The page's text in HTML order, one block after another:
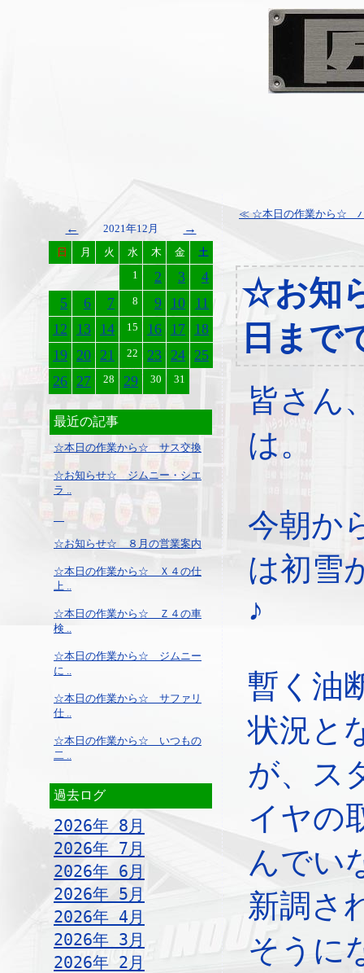
← 2021年12月 →
日 月 火 水 木 金
土
1
2 3
4
5
6 7 8 9 10
11
12
13 14 15 16 17 18
19 20 21 22 23 24 25
26 27 28 29 30 31
最近の記事
☆本日の作業から☆ サス交換
☆お知らせ☆ ジムニー・シエ
ラ ..
☆お知らせ☆ ８月の営業案内
☆本日の作業から☆ Ｘ４の仕
上 ..
☆本日の作業から☆ Ｚ４の車
検 ..
☆本日の作業から☆ ジムニー
に ..
☆本日の作業から☆ サファリ
仕 ..
☆本日の作業から☆ いつもの
二 ..
過去ログ
2026年 8月
2026年 7月
2026年 6月
2026年 5月
2026年 4月
2026年 3月
2026年 2月
≪ ☆本日の作業から☆
☆お知
日まで
皆さん
は。
今朝か
は初雪
♪
暫く油
状況と
が、ス
イヤの
んでい
新調さ
そうに